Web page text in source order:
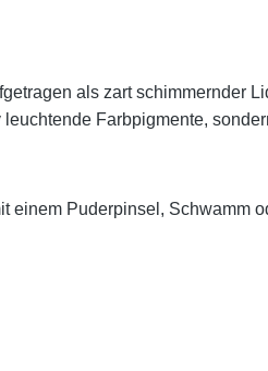
als zart schimmernder
Farbpigmente,
Puderpinsel, Schwamm